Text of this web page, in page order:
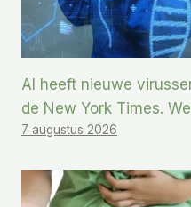
AI heeft nieuwe
de New York Times.
7 augustus 2026